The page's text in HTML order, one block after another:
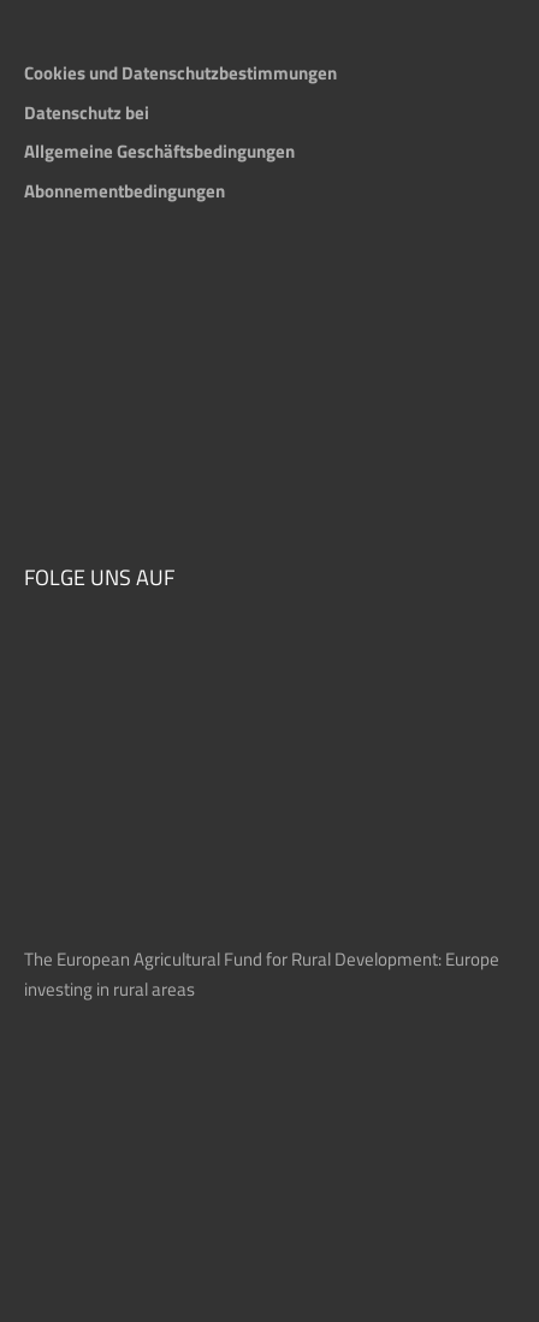
Cookies und Datenschutzbestimmungen
Datenschutz bei
Allgemeine Geschäftsbedingungen
Abonnementbedingungen
FOLGE UNS AUF
The European Agricultural Fund for Rural Development: Europe
investing in rural areas